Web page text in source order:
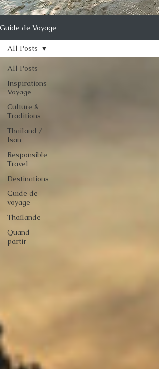
Guide de Voyage
All Posts
Inspirations
Voyage
Culture &
Traditions
Thailand /
Isan
Responsible
Travel
Destinations
Guide de
voyage
Thaïlande
Quand
partir
All Posts